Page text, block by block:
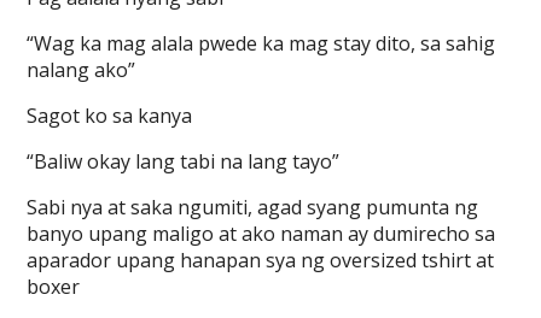
“Wag ka mag alala pwede ka mag stay dito, sa sahig
nalang ako”
Sagot ko sa kanya
“Baliw okay lang tabi na lang tayo”
Sabi nya at saka ngumiti, agad syang pumunta ng
banyo upang maligo at ako naman ay dumirecho sa
aparador upang hanapan sya ng oversized tshirt at
boxer